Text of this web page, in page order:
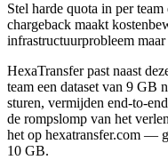
Stel harde quota in per
chargeback maakt
infrastructuurprobleem
HexaTransfer past naast
team een dataset van 9 GB
sturen, vermijden end-to-
de rompslomp van het
het op hexatransfer.com —
10 GB.